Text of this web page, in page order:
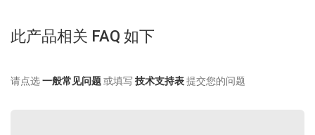
此产品相关 FAQ 如下
请点选一般常见问题或填写 技术支持表提交您的问题